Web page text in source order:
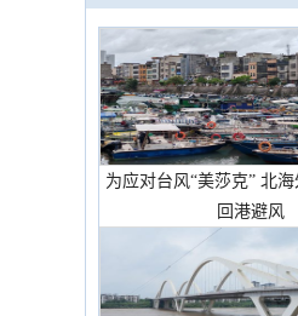
为应对台风“美莎克” 北
回港避风